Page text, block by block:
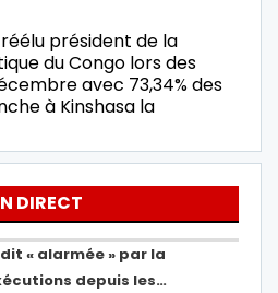
président de la
du Congo lors des
avec 73,34% des
à Kinshasa la
DIRECT
dit « alarmée » par la
depuis les…